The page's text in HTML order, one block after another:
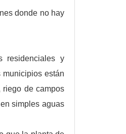
donde no hay
residenciales y
están
riego de campos
simples aguas